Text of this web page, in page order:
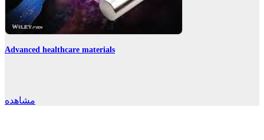
Advanced healthcare materials
مشاهده